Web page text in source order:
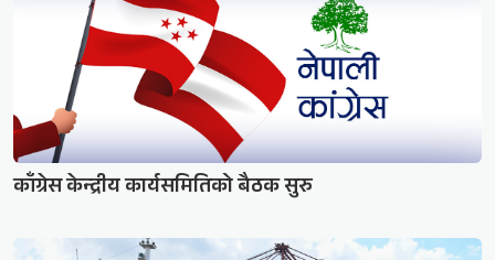
काँग्रेस केन्द्रीय कार्यसमितिको बैठक सुरु